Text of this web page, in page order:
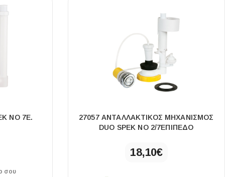
ΝΟ 7Ε.
σου
27057 ΑΝΤΑΛΛΑΚΤΙΚΌΣ ΜΗΧΑΝΙΣΜΌΣ
DUO SPEK ΝΟ 2/7ΕΠΊΠΕΔΟ
18,10€